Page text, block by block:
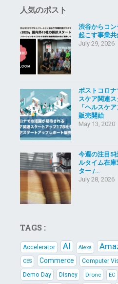
人気のポスト
渋谷からコ
起こす事業
July 29, 2026
ポストコロ
スケア関連
「ヘルスケ
販売開始
May 13, 2020
今週の注目5
ルタイム在
ター /…
July 28, 2026
TAGS :
Accelerator AI Alexa
CES Commerce Computer
Demo Day
Disney Drone EC